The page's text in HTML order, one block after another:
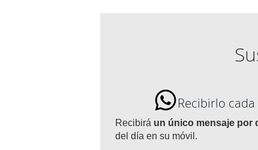
Recibirlo
Recibirá un único mensaje por
del día en su móvil.